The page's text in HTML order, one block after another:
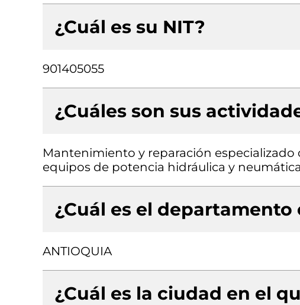
¿Cuál es su NIT?
901405055
¿Cuáles son sus
Mantenimiento y reparación
equipos de potencia hidráulica y neumática
¿Cuál es el departamento
ANTIOQUIA
¿Cuál es la ciudad en el